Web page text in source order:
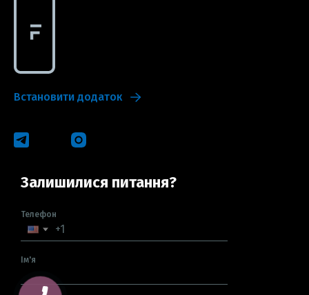
Встановити додаток
Залишилися питання?
Телефон
Ім'я